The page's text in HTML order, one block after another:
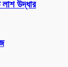
উদ্ধার